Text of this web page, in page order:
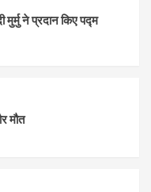
मुर्मु ने प्रदान किए पद्म
मौत